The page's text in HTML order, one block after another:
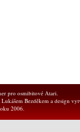
pro osmibitové Atari.
Lukášem Bezděkem a design
2006.